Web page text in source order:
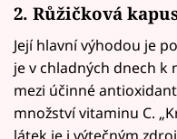
2. Růžičková
Její hlavní výhodou je
je v chladných dnech
mezi účinné
množství vitaminu C.